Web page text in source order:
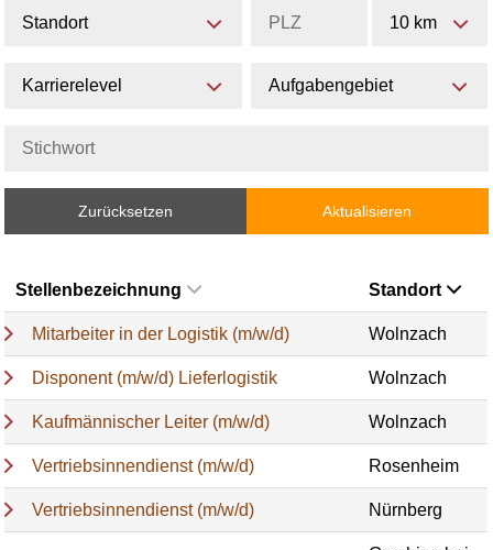
Standort 10 km
Karrierelevel Aufgabengebiet
Zurücksetzen Aktualisieren
Stellenbezeichnung Standort
Mitarbeiter in der Logistik (m/w/d) Wolnzach
Disponent (m/w/d) Lieferlogistik Wolnzach
Kaufmännischer Leiter (m/w/d) Wolnzach
Vertriebsinnendienst (m/w/d) Rosenheim
Vertriebsinnendienst (m/w/d) Nürnberg